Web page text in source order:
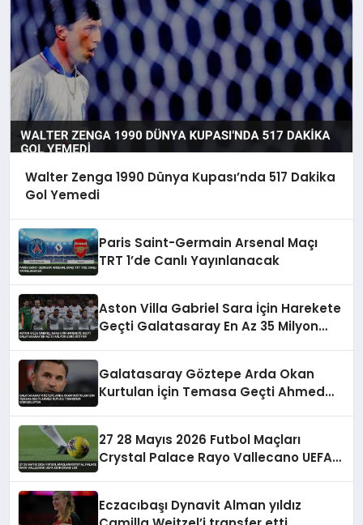
Walter Zenga 1990 Dünya Kupası’nda 517 Dakika
Gol Yemedi
Paris Saint-Germain Arsenal Maçı
TRT 1’de Canlı Yayınlanacak
Aston Villa Gabriel Sara İçin Harekete
Geçti Galatasaray En Az 35 Milyon
Galatasaray Göztepe Arda Okan
Kurtulan İçin Temasa Geçti Ahmed
27 28 Mayıs 2026 Futbol Maçları
Crystal Palace Rayo Vallecano UEFA
Eczacıbaşı Dynavit Alman yıldız